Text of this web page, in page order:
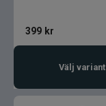
399 kr
Välj variant